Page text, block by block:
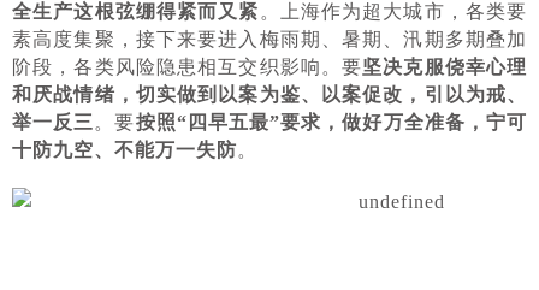
全生产这根弦绷得紧而又紧 。上海作为超大城市，各类要
素高度集聚，接下来要进入梅雨期、暑期、汛期多期叠加
阶段，各类风险隐患相互交织影响。要坚决克服侥幸心理
和厌战情绪，切实做到以案为鉴、以案促改，引以为戒、
举一反三 。要按照“四早五最”要求，做好万全准备，宁可
十防九空、不能万一失防。